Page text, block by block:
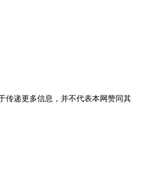
传递更多信息，并不代表本网赞同其